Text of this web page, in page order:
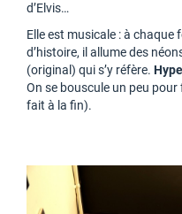
d’Elvis…
Elle est musicale : à chaque
d’histoire, il allume des
(original) qui s’y réfère.
On se bouscule un peu
fait à la fin).